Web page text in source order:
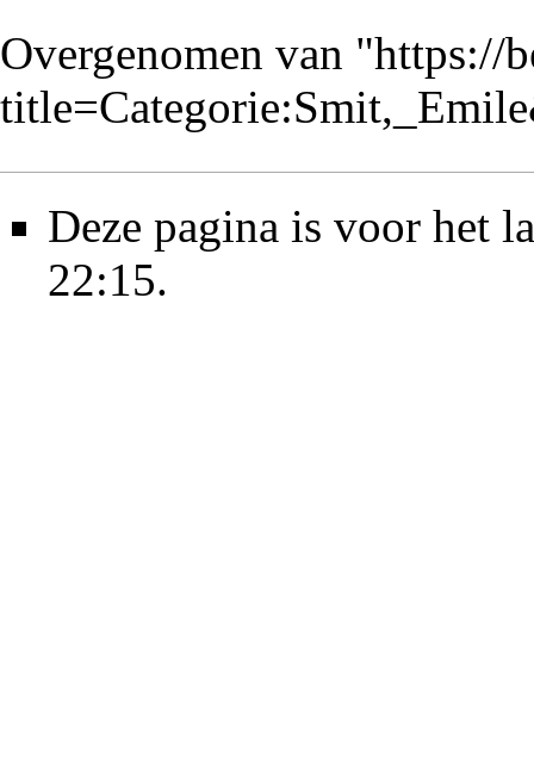
Overgenomen van "https://
Deze pagina is voor het
22:15.